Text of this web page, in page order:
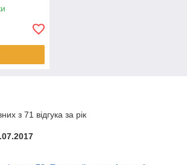
з 71 відгука за рік